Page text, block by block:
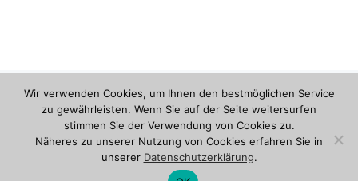
mitmachen . dabeisein
Impressum| Datenschutzerklärung
Wir verwenden Cookies, um Ihnen den bestmöglichen Service
zu gewährleisten. Wenn Sie auf der Seite weitersurfen
stimmen Sie der Verwendung von Cookies zu.
Näheres zu unserer Nutzung von Cookies erfahren Sie in
unserer Datenschutzerklärung.